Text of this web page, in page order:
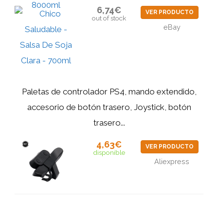
6,74€
out of stock
VER PRODUCTO
eBay
Paletas de controlador PS4, mando extendido,
accesorio de botón trasero, Joystick, botón
trasero...
4,63€
disponible
VER PRODUCTO
Aliexpress